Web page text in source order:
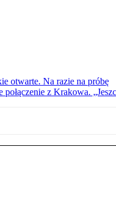
otwarte. Na razie na próbę
z Krakowa.